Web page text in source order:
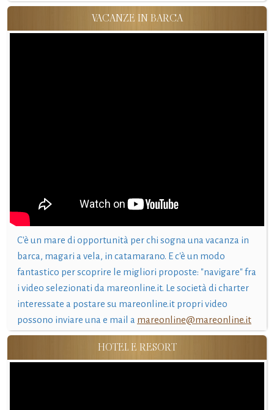
VACANZE IN BARCA
C'è un mare di opportunità per chi sogna una vacanza in
barca, magari a vela, in catamarano. E c'è un modo
fantastico per scoprire le migliori proposte: "navigare" fra
i video selezionati da mareonline.it. Le società di charter
interessate a postare su mareonline.it propri video
possono inviare una e mail a mareonline@mareonline.it
HOTEL E RESORT